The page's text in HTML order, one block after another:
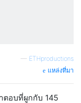
— ETHproductions
แหล่งที่มา
อบที่ผูกกับ 145